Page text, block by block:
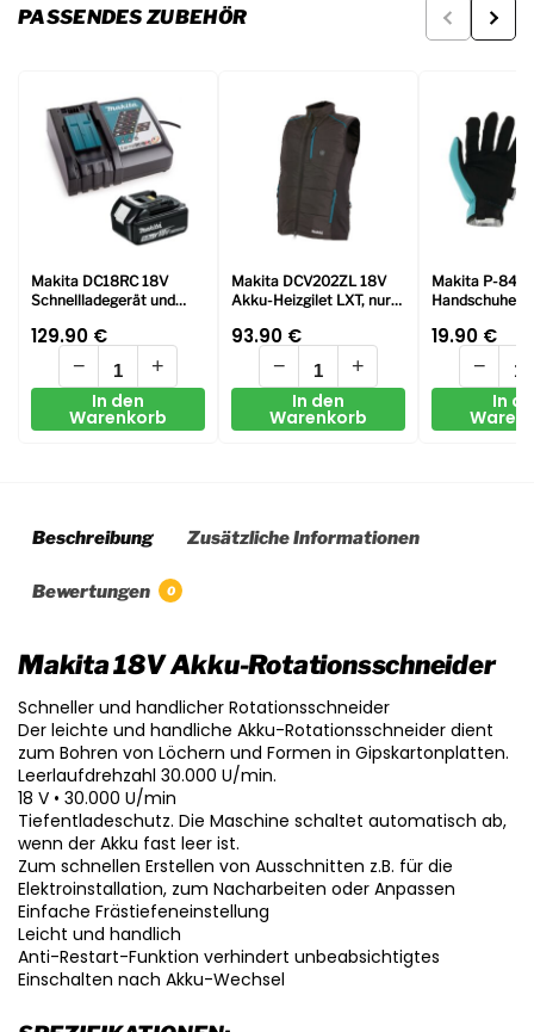
PASSENDES ZUBEHÖR
Makita DC18RC 18V
Schnellladegerät und
Batterie
129.90 €
−
+
In den
Warenkorb
Makita DCV202ZL 18V
Akku-Heizgilet LXT, nur
93.90 €
−
+
In den
Warenkorb
Makita P-
Handschuhe
19.90 €
−
In
Beschreibung Zusätzliche Informationen
Bewertungen 0
Makita 18V Akku-Rotationsschneider
Schneller und handlicher Rotationsschneider
Der leichte und handliche Akku-Rotationsschneider dient
zum Bohren von Löchern und Formen in Gipskartonplatten.
Leerlaufdrehzahl 30.000 U/min.
18 V • 30.000 U/min
Tiefentladeschutz. Die Maschine schaltet automatisch ab,
wenn der Akku fast leer ist.
Zum schnellen Erstellen von Ausschnitten z.B. für die
Elektroinstallation, zum Nacharbeiten oder Anpassen
Einfache Frästiefeneinstellung
Leicht und handlich
Anti-Restart-Funktion verhindert unbeabsichtigtes
Einschalten nach Akku-Wechsel